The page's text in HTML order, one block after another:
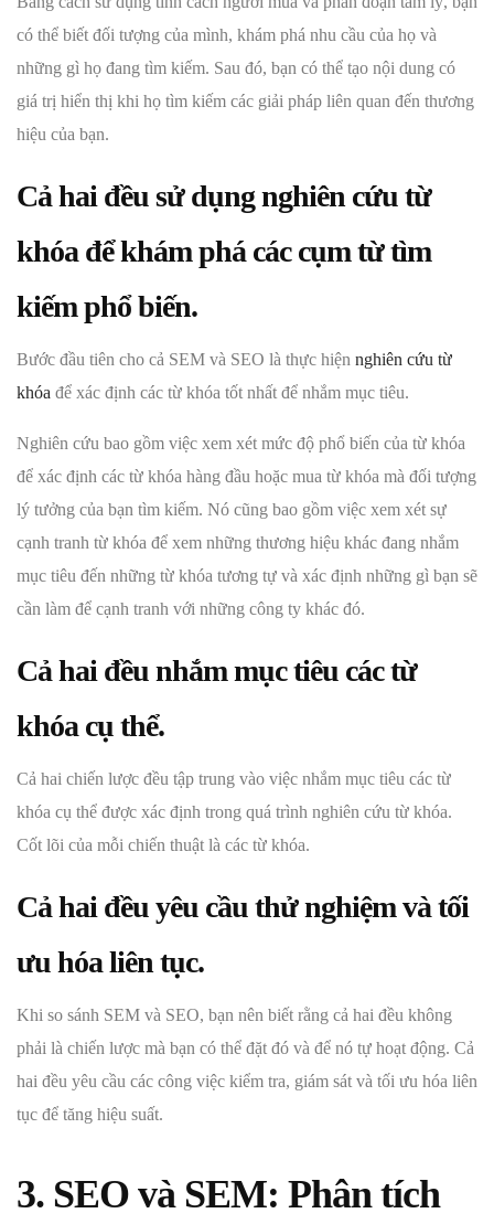
có thể biết đối tượng của mình, khám phá nhu cầu của họ và
những gì họ đang tìm kiếm. Sau đó, bạn có thể tạo nội dung có
giá trị hiển thị khi họ tìm kiếm các giải pháp liên quan đến thương
hiệu của bạn.
Cả hai đều sử dụng nghiên cứu từ
khóa để khám phá các cụm từ tìm
kiếm phổ biến.
Bước đầu tiên cho cả SEM và SEO là thực hiện nghiên cứu từ
khóa để xác định các từ khóa tốt nhất để nhắm mục tiêu.
Nghiên cứu bao gồm việc xem xét mức độ phổ biến của từ khóa
để xác định các từ khóa hàng đầu hoặc mua từ khóa mà đối tượng
lý tưởng của bạn tìm kiếm. Nó cũng bao gồm việc xem xét sự
cạnh tranh từ khóa để xem những thương hiệu khác đang nhắm
mục tiêu đến những từ khóa tương tự và xác định những gì bạn sẽ
cần làm để cạnh tranh với những công ty khác đó.
Cả hai đều nhắm mục tiêu các từ
khóa cụ thể.
Cả hai chiến lược đều tập trung vào việc nhắm mục tiêu các từ
khóa cụ thể được xác định trong quá trình nghiên cứu từ khóa.
Cốt lõi của mỗi chiến thuật là các từ khóa.
Cả hai đều yêu cầu thử nghiệm và tối
ưu hóa liên tục.
Khi so sánh SEM và SEO, bạn nên biết rằng cả hai đều không
phải là chiến lược mà bạn có thể đặt đó và để nó tự hoạt động. Cả
hai đều yêu cầu các công việc kiểm tra, giám sát và tối ưu hóa liên
tục để tăng hiệu suất.
3. SEO và SEM: Phân tích